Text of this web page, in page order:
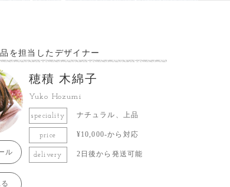
を担当したデザイナー
ル
穂積 木綿子
Yuko Hozumi
speciality ナチュラル、上品
price ¥10,000-から対応
delivery 2日後から発送可能